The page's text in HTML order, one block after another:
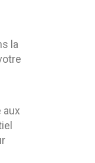
la
aux